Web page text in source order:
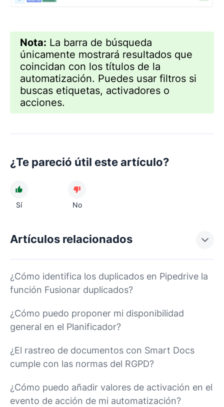
Nota: La barra de búsqueda
únicamente mostrará resultados que
coincidan con los títulos de la
automatización. Puedes usar filtros si
buscas etiquetas, activadores o
acciones.
¿Te pareció útil este artículo?
Sí No
Artículos relacionados
¿Cómo identifica los duplicados en Pipedrive la
función Fusionar duplicados?
¿Cómo puedo proponer mi disponibilidad
general en el Planificador?
¿El rastreo de documentos con Smart Docs
cumple con las normas del RGPD?
¿Cómo puedo añadir valores de activación en el
evento de acción de mi automatización?